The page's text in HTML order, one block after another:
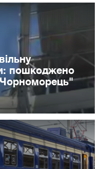
пошкоджено